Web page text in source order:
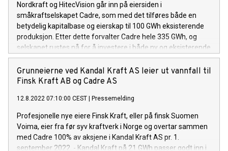
Nordkraft og HitecVision går inn på eiersiden i
småkraftselskapet Cadre, som med det tilføres både en
betydelig kapitalbase og eierskap til 100 GWh eksisterende
produksjon. Etter dette forvalter Cadre hele 335 GWh, og
selskapet rustes nå for å investere i både ny og eksisterende
småkraft over hele landet.
Grunneierne ved Kandal Kraft AS leier ut vannfall til
Finsk Kraft AB og Cadre AS
12.8.2022 07:10:00 CEST Pressemelding
Profesjonelle nye eiere Finsk Kraft, eller på finsk Suomen
Voima, eier fra før syv kraftverk i Norge og overtar sammen
med Cadre 100% av aksjene i Kandal Kraft AS pr. 1.
september 2022. - Kandal Kraft på 21 GWh passer godt inn i